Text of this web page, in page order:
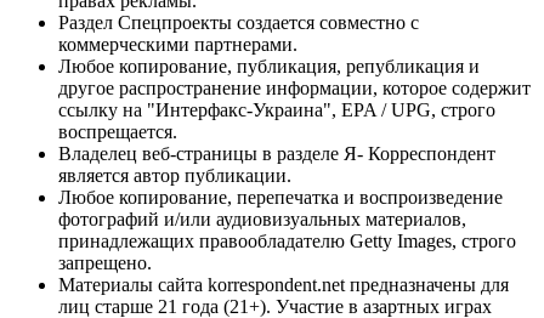
Раздел Спецпроекты создается совместно с
коммерческими партнерами.
Любое копирование, публикация, републикация и
другое распространение информации, которое содержит
ссылку на "Интерфакс-Украина", EPA / UPG, строго
воспрещается.
Владелец веб-страницы в разделе Я- Корреспондент
является автор публикации.
Любое копирование, перепечатка и воспроизведение
фотографий и/или аудиовизуальных материалов,
принадлежащих правообладателю Getty Images, строго
запрещено.
Материалы сайта korrespondent.net предназначены для
лиц старше 21 года (21+). Участие в азартных играх